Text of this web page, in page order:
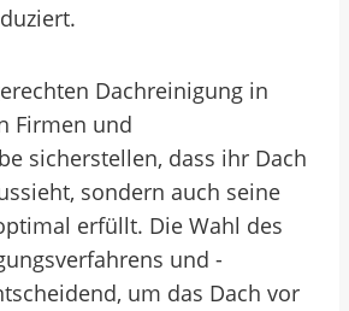
Dachreinigung in
Firmen und
sicherstellen, dass ihr Dach
sondern auch seine
erfüllt. Die Wahl des
und -
um das Dach vor